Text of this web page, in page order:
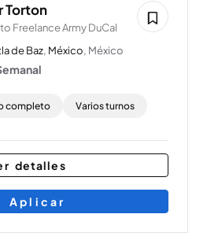
Torton
Freelance Army DuCal
de Baz, México, México
completo Varios turnos
detalles
Aplicar